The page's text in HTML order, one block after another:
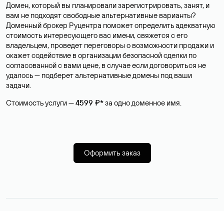
Домен, который вы планировали зарегистрировать, занят, и
вам не подходят свободные альтернативные варианты?
Доменный брокер Руцентра поможет определить адекватную
стоимость интересующего вас имени, свяжется с его
владельцем, проведет переговоры о возможности продажи и
окажет содействие в организации безопасной сделки по
согласованной с вами цене, в случае если договориться не
удалось — подберет альтернативные домены под ваши
задачи.
Стоимость услуги —4599 ₽*за одно доменное имя.
Оформить заказ